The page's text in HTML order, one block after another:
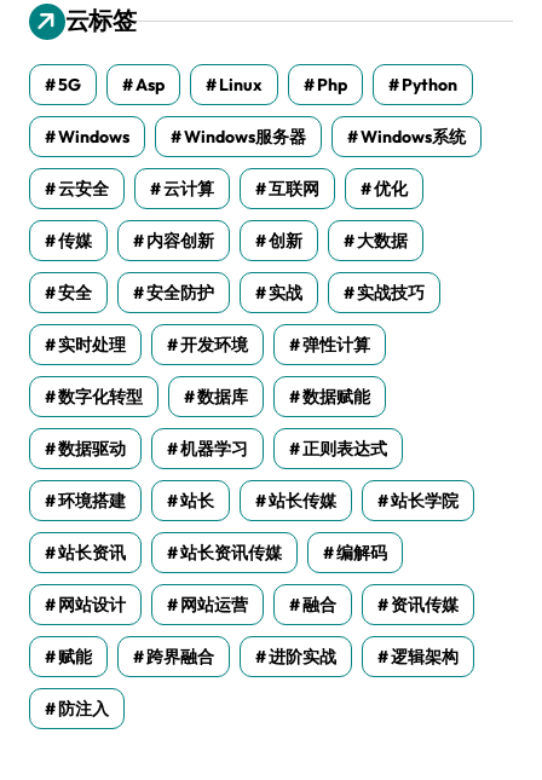
云标签
5G Asp Linux Php Python
Windows Windows服务器 Windows系统
云安全 云计算 互联网 优化
传媒 内容创新 创新 大数据
安全 安全防护 实战 实战技巧
实时处理 开发环境 弹性计算
数字化转型 数据库 数据赋能
数据驱动 机器学习 正则表达式
环境搭建 站长 站长传媒 站长学院
站长资讯 站长资讯传媒 编解码
网站设计 网站运营 融合 资讯传媒
赋能 跨界融合 进阶实战 逻辑架构
防注入